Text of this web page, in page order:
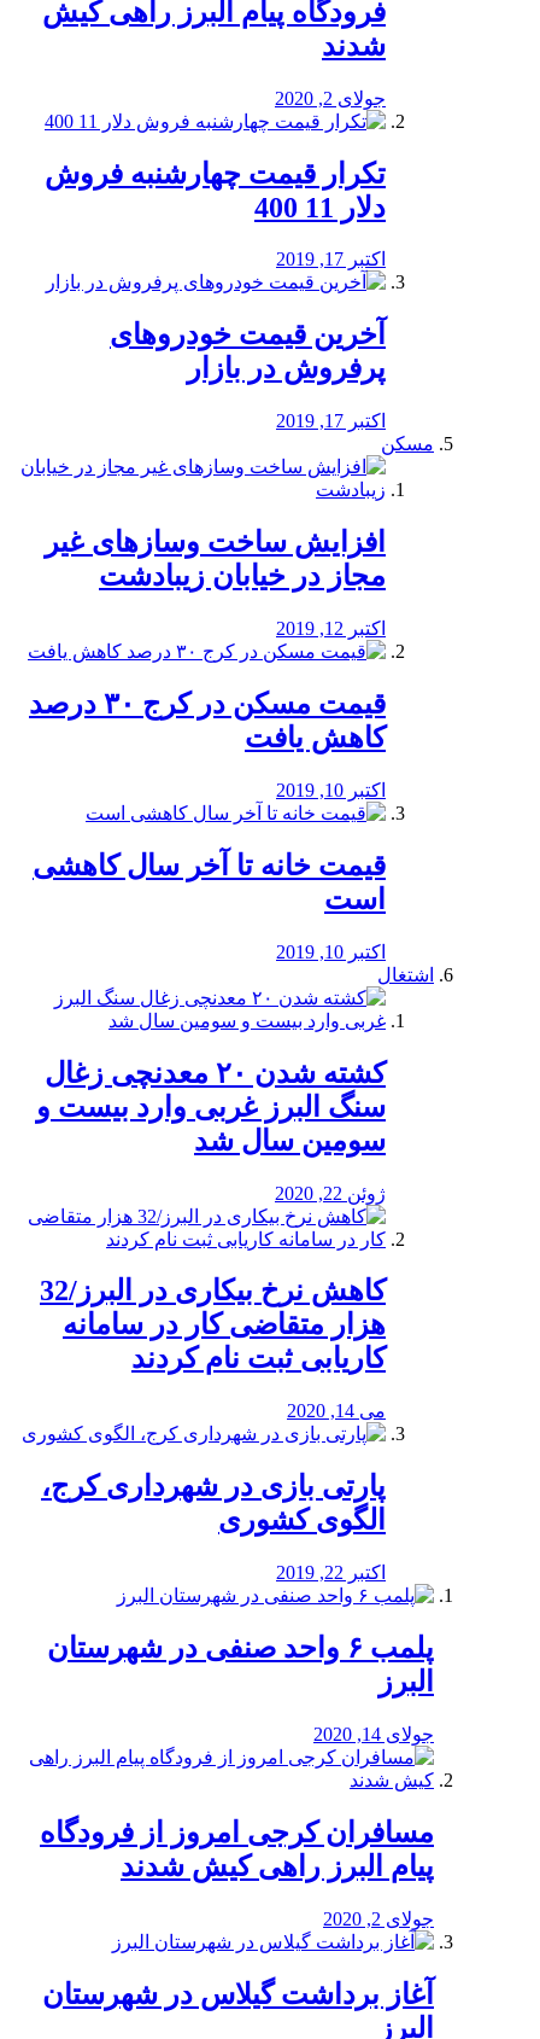
فرودگاه پیام البرز راهی کیش
شدند
جولای 2, 2020
تکرار قیمت چهارشنبه فروش
دلار 11 400
اکتبر 17, 2019
آخرین قیمت خودرو‌های
پرفروش در بازار
اکتبر 17, 2019
مسکن
افزایش ساخت وسازهای غیر
مجاز در خیابان زیبادشت
اکتبر 12, 2019
️قیمت مسکن در کرج ۳۰ درصد
کاهش یافت
اکتبر 10, 2019
قیمت خانه تا آخر سال کاهشی
است
اکتبر 10, 2019
اشتغال
کشته شدن ۲۰ معدنچی زغال
سنگ البرز غربی وارد بیست و
سومین سال شد
ژوئن 22, 2020
کاهش نرخ بیکاری در البرز/32
هزار متقاضی کار در سامانه
کاریابی ثبت نام کردند
می 14, 2020
پارتی بازی در شهرداری کرج،
الگوی کشوری
اکتبر 22, 2019
پلمب ۶ واحد صنفی در شهرستان
البرز
جولای 14, 2020
مسافران کرجی امروز از فرودگاه
پیام البرز راهی کیش شدند
جولای 2, 2020
آغاز برداشت گیلاس در شهرستان
البرز